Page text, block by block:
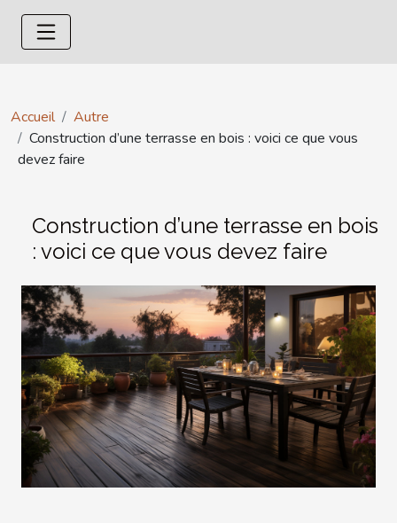
Accueil
Autre
Construction d’une terrasse en bois : voici ce que vous
devez faire
Construction d’une terrasse en bois
: voici ce que vous devez faire